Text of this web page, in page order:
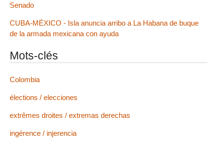
Senado
CUBA-MÉXICO - Isla anuncia arribo a La Habana de buque
de la armada mexicana con ayuda
Mots-clés
Colombia
élections / elecciones
extrêmes droites / extremas derechas
ingérence / injerencia